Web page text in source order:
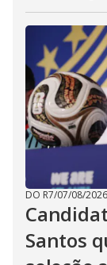
DO R7/07/08/2026
Santos